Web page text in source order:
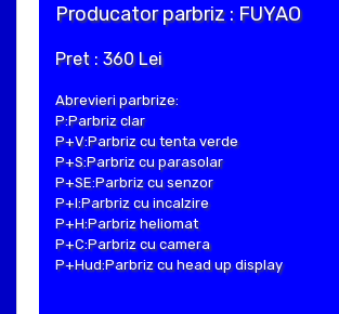
Producator parbriz : FUYAO
Pret : 360 Lei
Abrevieri parbrize:
P:Parbriz clar
P+V:Parbriz cu tenta verde
P+S:Parbriz cu parasolar
P+SE:Parbriz cu senzor
P+I:Parbriz cu incalzire
P+H:Parbriz heliomat
P+C:Parbriz cu camera
P+Hud:Parbriz cu head up display